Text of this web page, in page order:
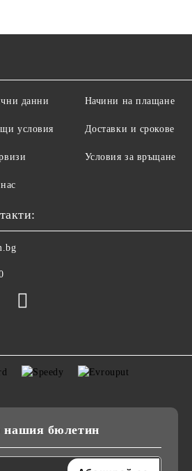
данни
условия
Начини на плащане
Доставки и срокове
Условия за връщане
нашия бюлетин